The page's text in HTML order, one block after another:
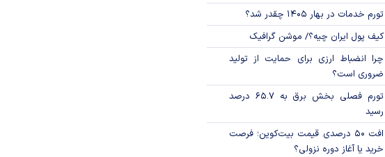
تورم خدمات در بهار ۱۴۰۵ چقدر شد؟
کیف پول ایران چیه؟/ موشن گرافیک
چرا انضباط ارزی برای حمایت از تولید
ضروری است؟
تورم فصلی بخش برق به ۶۵.۷ درصد
رسید
افت ۵۰ درصدی قیمت بیت‌کوین؛ فرصت
خرید یا آغاز دوره نزولی؟